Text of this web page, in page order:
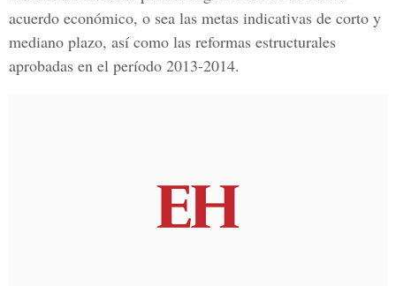
acuerdo económico, o sea las metas indicativas de corto y
mediano plazo, así como las reformas estructurales
aprobadas en el período 2013-2014.